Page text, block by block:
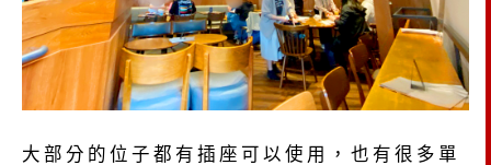
大部分的位子都有插座可以使用，也有很多單